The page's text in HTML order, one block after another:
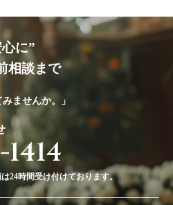
に”
相談まで
ませんか。」
24時間受け付けております。